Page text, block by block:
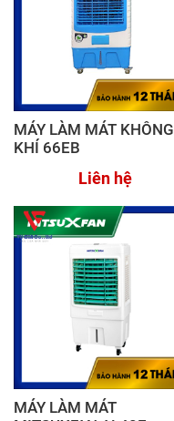
MÁY LÀM MÁT KHÔNG
KHÍ 66EB
Liên hệ
MÁY LÀM MÁT